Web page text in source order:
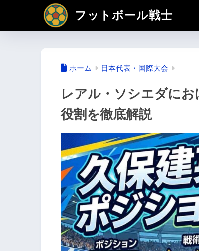
フットボール戦士
ホーム 日本代表・国際大会
レアル・ソシエダにお
役割を徹底解説